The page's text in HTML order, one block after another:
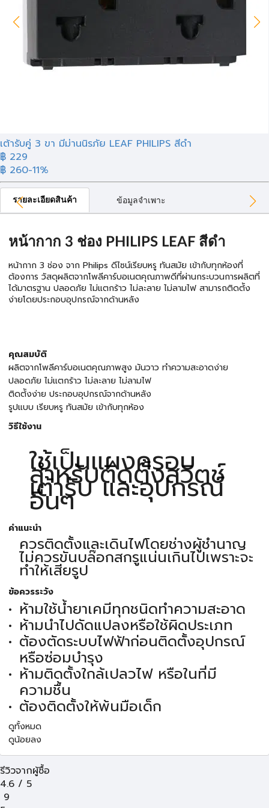
เต้ารับคู่ 3 ขา มีม่านนิรภัย LEAF PHILIPS สีดำ
฿ 229
฿ 260-11%
รายละเอียดสินค้า ข้อมูลจำเพาะ
หน้ากาก 3 ช่อง PHILIPS LEAF สีดำ
หน้ากาก 3 ช่อง จาก Philips ดีไซน์เรียบหรู ทันสมัย เข้ากับทุกห้องที่
ต้องการ วัสดุผลิตจากโพลีคาร์บอเนตคุณภาพดีที่ผ่านกระบวนการผลิตที่
ได้มาตรฐาน ปลอดภัย ไม่แตกร้าว ไม่ละลาย ไม่ลามไฟ สามารถติดต้ัง
ง่ายโดยประกอบอุปกรณ์จากด้านหลัง
คุณสมบัติ
ผลิตจากโพลีคาร์บอเนตคุณภาพสูง มันวาว ทำความสะอาดง่าย
ปลอดภัย ไม่แตกร้าว ไม่ละลาย ไม่ลามไฟ
ติดต้ังง่าย ประกอบอุปกรณ์จากด้านหลัง
รูปแบบ เรียบหรู ทันสมัย เข้ากับทุกห้อง
วิธีใช้งาน
ใช้เป็นแผงครอบ
สำหรับติดตั้งสวิตช์
เต้ารับ และอุปกรณ์
อื่นๆ
คำแนะนำ
ควรติดตั้งและเดินไฟโดยช่างผู้ชำนาญ
ไม่ควรขันบล๊อกสกรูแน่นเกินไปเพราะจะ
ทำให้เสียรูป
ข้อควรระวัง
ห้ามใช้น้ำยาเคมีทุกชนิดทำความสะอาด
ห้ามนำไปดัดแปลงหรือใช้ผิดประเภท
ต้องตัดระบบไฟฟ้าก่อนติดตั้งอุปกรณ์
หรือซ่อมบำรุง
ห้ามติดตั้งใกล้เปลวไฟ หรือในที่มี
ความชื้น
ต้องติดตั้งให้พ้นมือเด็ก
ดูทั้งหมด
ดูน้อยลง
รีวิวจากผู้ซื้อ
4.6 / 5
9